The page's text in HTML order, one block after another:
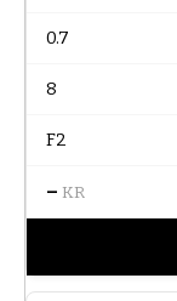
0.7
8
F2
– KR